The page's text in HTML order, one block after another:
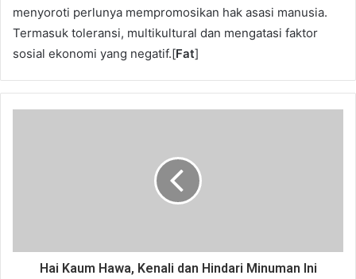
menyoroti perlunya mempromosikan hak asasi manusia.
Termasuk toleransi, multikultural dan mengatasi faktor
sosial ekonomi yang negatif.[Fat]
Hai Kaum Hawa, Kenali dan Hindari Minuman Ini